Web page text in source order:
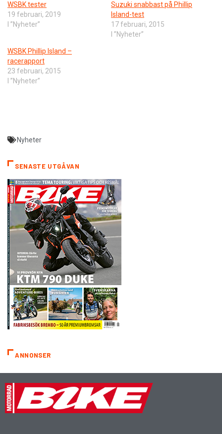
WSBK tester
19 februari, 2019
I ”Nyheter”
Suzuki snabbast på Phillip
Island-test
17 februari, 2015
I ”Nyheter”
WSBK Phillip Island –
racerapport
23 februari, 2015
I ”Nyheter”
Nyheter
SENASTE UTGÅVAN
ANNONSER